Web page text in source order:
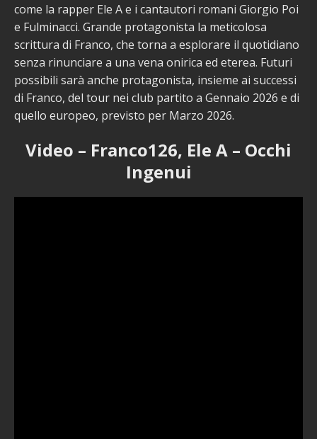
come la rapper Ele A e i cantautori romani Giorgio Poi
e Fulminacci. Grande protagonista la meticolosa
scrittura di Franco, che torna a esplorare il quotidiano
senza rinunciare a una vena onirica ed eterea. Futuri
possibili sarà anche protagonista, insieme ai successi
di Franco, del tour nei club partito a Gennaio 2026 e di
quello europeo, previsto per Marzo 2026.
Video – Franco126, Ele A – Occhi
Ingenui